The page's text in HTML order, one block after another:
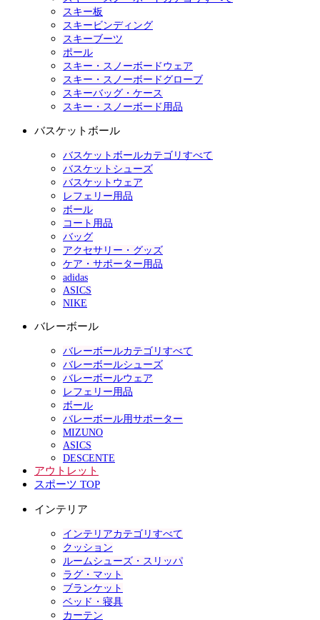
スキー板
スキービンディング
スキーブーツ
ポール
スキー・スノーボードウェア
スキー・スノーボードグローブ
スキーバッグ・ケース
スキー・スノーボード用品
バスケットボール
バスケットボールカテゴリすべて
バスケットシューズ
バスケットウェア
レフェリー用品
ボール
コート用品
バッグ
アクセサリー・グッズ
ケア・サポーター用品
adidas
ASICS
NIKE
バレーボール
バレーボールカテゴリすべて
バレーボールシューズ
バレーボールウェア
レフェリー用品
ボール
バレーボール用サポーター
MIZUNO
ASICS
DESCENTE
アウトレット
スポーツ TOP
インテリア
インテリアカテゴリすべて
クッション
ルームシューズ・スリッパ
ラグ・マット
ブランケット
ベッド・寝具
カーテン